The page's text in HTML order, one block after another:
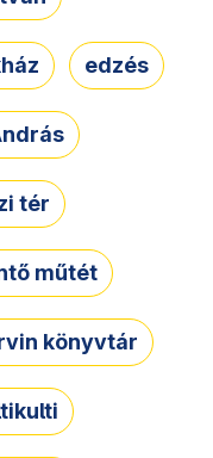
edzés
tér
műtét
könyvtár